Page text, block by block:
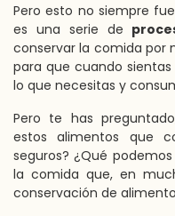
Pero esto no siempre
es una serie de
conservar la comida por
para que cuando
lo que necesitas y
Pero te has
estos alimentos que
seguros? ¿Qué
la comida que, en
conservación de